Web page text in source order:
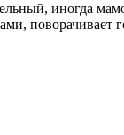
иногда
поворачивает